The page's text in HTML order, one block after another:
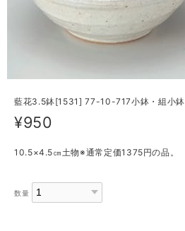
藍花3.5鉢[1531] 77-10-717小鉢・組小鉢
¥950
10.5×4.5㎝土物※通常定価1375円の品。
数量